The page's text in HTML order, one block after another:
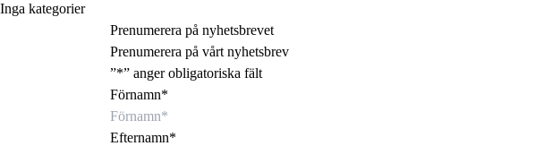
Inga kategorier
Prenumerera på nyhetsbrevet
Prenumerera på vårt nyhetsbrev
”*” anger obligatoriska fält
Förnamn*
Efternamn*